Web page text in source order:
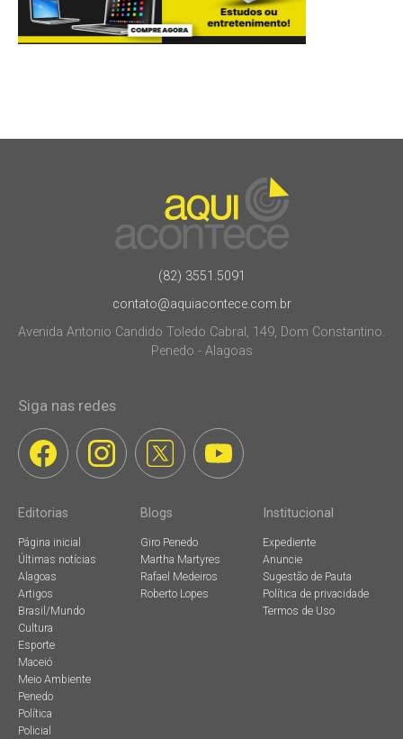
(82) 3551.5091
contato@aquiacontece.com.br
Avenida Antonio Candido Toledo Cabral, 149, Dom Constantino.
Penedo - Alagoas
Siga nas redes
Editorias
Página inicial
Últimas notícias
Alagoas
Artigos
Brasil/Mundo
Cultura
Esporte
Maceió
Meio Ambiente
Penedo
Política
Policial
Blogs
Giro Penedo
Martha Martyres
Rafael Medeiros
Roberto Lopes
Institucional
Expediente
Anuncie
Sugestão de Pauta
Política de privacidade
Termos de Uso